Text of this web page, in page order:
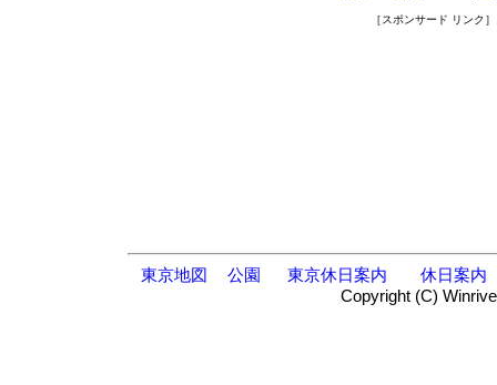
［スポンサード リンク］
東京地図 公園 東京休日案内
休日案内
Copyright (C)